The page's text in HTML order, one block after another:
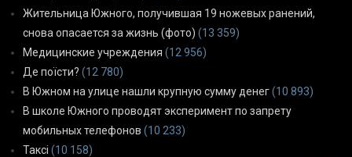
Жительница Южного, получившая 19 ножевых ранений,
снова опасается за жизнь (фото) (13 359)
Медицинские учреждения (12 956)
Де поїсти? (12 780)
В Южном на улице нашли крупную сумму денег(10 893)
В школе Южного проводят эксперимент по запрету
мобильных телефонов (10 233)
Таксі (10 158)